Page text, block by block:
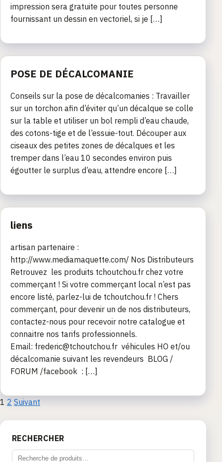
impression sera gratuite pour toutes personne
fournissant un dessin en vectoriel, si je […]
POSE DE DÉCALCOMANIE
Conseils sur la pose de décalcomanies : Travailler
sur un torchon afin d’éviter qu’un décalque se colle
sur la table et utiliser un bol rempli d’eau chaude,
des cotons-tige et de l’essuie-tout. Découper aux
ciseaux des petites zones de décalques et les
tremper dans l’eau 10 secondes environ puis
égoutter le surplus d’eau, attendre encore […]
liens
artisan partenaire :
http://www.mediamaquette.com/ Nos Distributeurs
Retrouvez les produits tchoutchou.fr chez votre
commerçant ! Si votre commerçant local n’est pas
encore listé, parlez-lui de tchoutchou.fr ! Chers
commerçant, pour devenir un de nos distributeurs,
contactez-nous pour recevoir notre catalogue et
connaitre nos tarifs professionnels.
Email: frederic@tchoutchou.fr véhicules HO et/ou
décalcomanie suivant les revendeurs BLOG /
FORUM /facebook : […]
Pagination
des
publications
1 2 Suivant
RECHERCHER
Recherche